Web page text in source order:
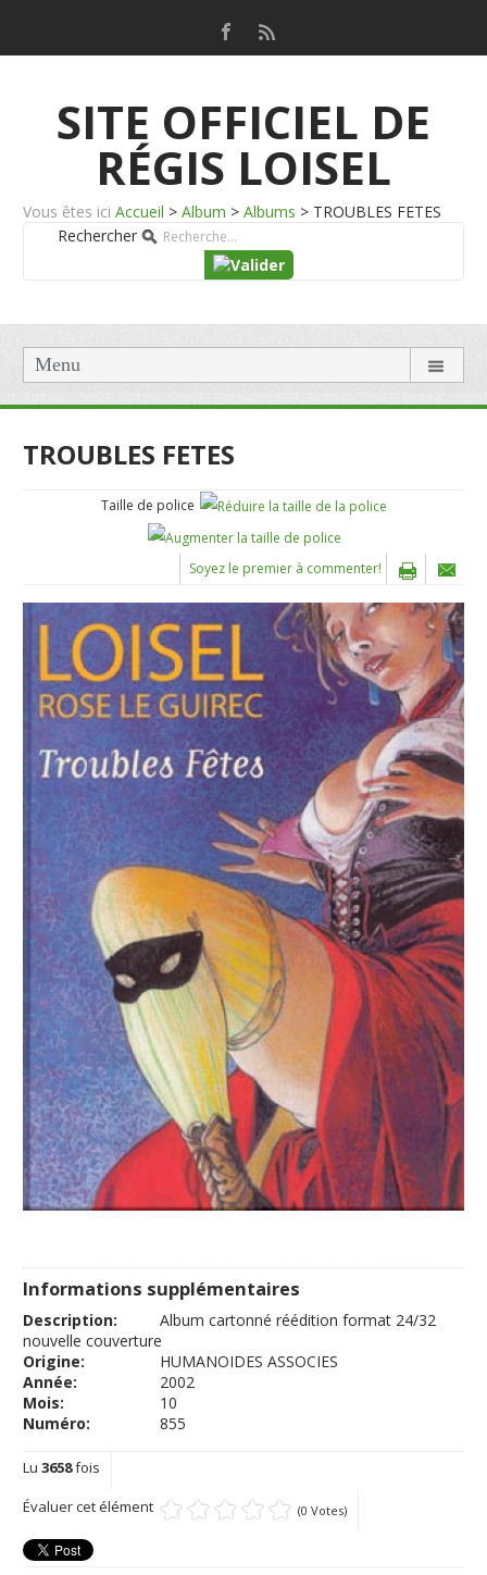
SITE OFFICIEL DE
RÉGIS LOISEL
Vous êtes ici Accueil > Album > Albums > TROUBLES FETES
Rechercher
Menu
TROUBLES FETES
Taille de police
Soyez le premier à commenter!
Informations supplémentaires
Description:
Album cartonné réédition format 24/32
nouvelle couverture
Origine:
HUMANOIDES ASSOCIES
Année:
2002
Mois:
10
Numéro:
855
Lu3658fois
Évaluer cet élément
(0 Votes)